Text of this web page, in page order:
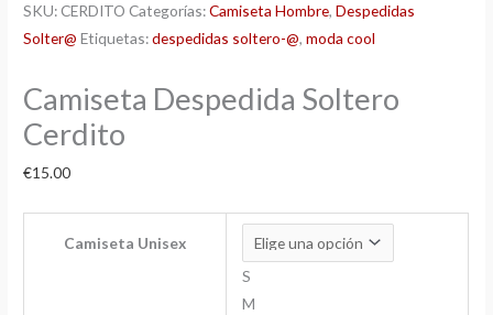
SKU: CERDITO Categorías:Camiseta Hombre,Despedidas
Solter@ Etiquetas:despedidas soltero-@,moda cool
Camiseta Despedida Soltero
Cerdito
€15.00
Camiseta Unisex
S
M